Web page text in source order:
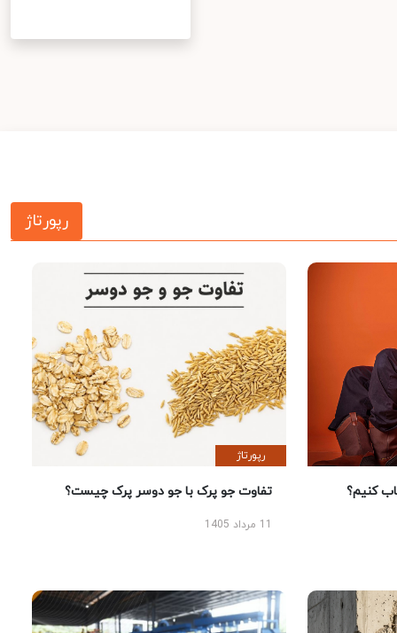
رپورتاژ
کنیم؟
رپورتاژ
تفاوت جو پرک با جو دوسر پرک چیست؟